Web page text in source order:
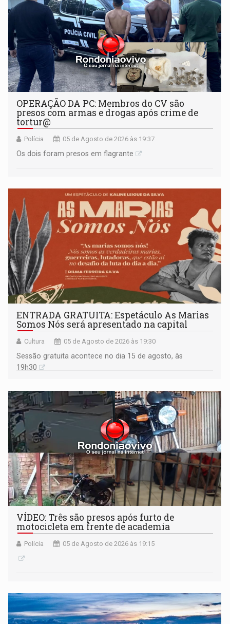
OPERAÇÃO DA PC: Membros do CV são
presos com armas e drogas após crime de
tortur@
Polícia 05 de Agosto de 2026 às 19:37
Os dois foram presos em flagrante
ENTRADA GRATUITA: Espetáculo As Marias
Somos Nós será apresentado na capital
Cultura 05 de Agosto de 2026 às 19:30
Sessão gratuita acontece no dia 15 de agosto, às
19h30
VÍDEO: Três são presos após furto de
motocicleta em frente de academia
Polícia 05 de Agosto de 2026 às 19:15